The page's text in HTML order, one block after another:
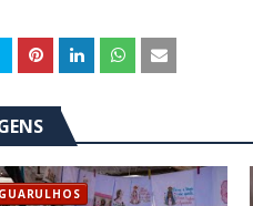
GUARULHOS